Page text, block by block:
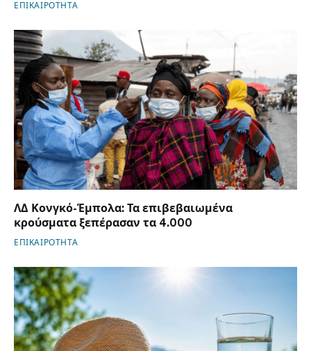
ΕΠΙΚΑΙΡΟΤΗΤΑ
ΛΔ Κονγκό-Έμπολα: Τα επιβεβαιωμένα
κρούσματα ξεπέρασαν τα 4.000
ΕΠΙΚΑΙΡΟΤΗΤΑ